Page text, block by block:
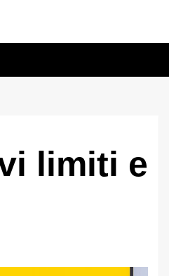
limiti e